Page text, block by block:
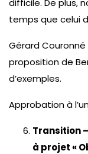
difficile. De plus,
temps que celui
Gérard Couronné
proposition de
d’exemples.
Approbation à
Transition –
à projet «